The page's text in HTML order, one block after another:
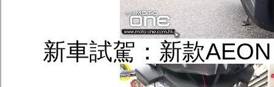
新車試駕：新款